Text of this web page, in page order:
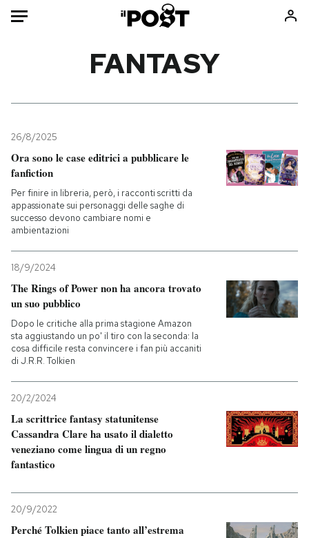
Mondo
Politica
Tecnologia
Internet
Scienza
Cultura
Economia
Consumismi
Ok Boomer!
Altrecose
PODCAST
NEWSLETTER
I MIEI PREFERITI
CALENDARIO
FANTASY
26/8/2025
Ora sono le case editrici a pubblicare le
fanfiction
Per finire in libreria, però, i racconti scritti da
appassionate sui personaggi delle saghe di
successo devono cambiare nomi e
ambientazioni
18/9/2024
The Rings of Power non ha ancora trovato
un suo pubblico
Dopo le critiche alla prima stagione Amazon
sta aggiustando un po' il tiro con la seconda: la
cosa difficile resta convincere i fan più accaniti
di J.R.R. Tolkien
20/2/2024
La scrittrice fantasy statunitense
Cassandra Clare ha usato il dialetto
veneziano come lingua di un regno
fantastico
20/9/2022
Perché Tolkien piace tanto all’estrema